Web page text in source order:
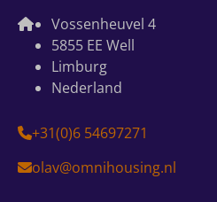
Vossenheuvel 4
5855 EE Well
Limburg
Nederland
+31(0)6 54697271
olav@omnihousing.nl